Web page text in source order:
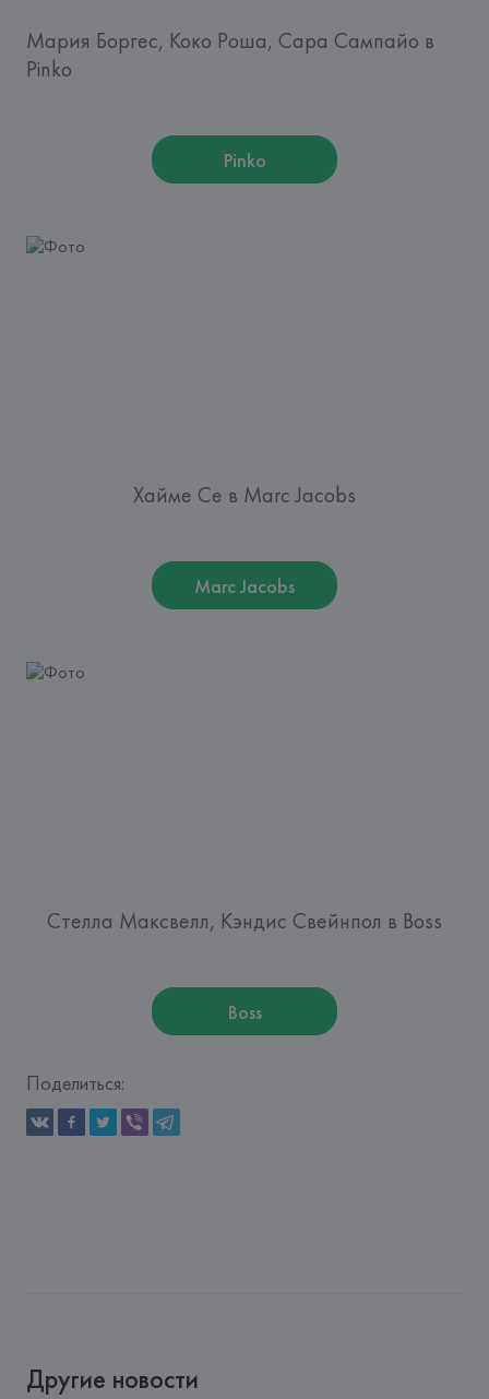
Мария Боргес, Коко Роша, Сара Сампайо в
Pinko
Pinko
Хайме Се в Marc Jacobs
Marc Jacobs
Стелла Максвелл, Кэндис Свейнпол в Boss
Boss
Поделиться:
Другие новости